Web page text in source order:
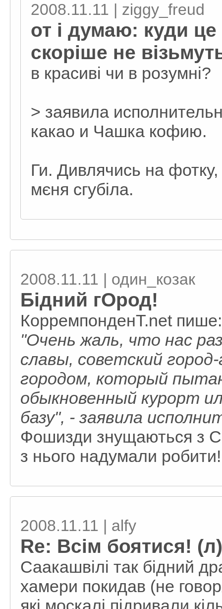
2008.11.11 | ziggy_freud
от і думаю: куди це
скоріше не
в красиві чи в розумні?
> заявила
какао и Чашка кофию.
Ги. Дивлячись на фотку,
мєня сгубіла.
2008.11.11 | один_козак
Бідний гОрод!
КорремпонденТ.net пише:
"Очень жаль, что нас
славы, советский
городом, который
обыкновенный курорт
базу", - заявила
Фошизди знущаються з
з нього надумали
2008.11.11 | alfy
Re: Всім боятися! (л)
Саакашвілі так бідний
хамери покидав (не